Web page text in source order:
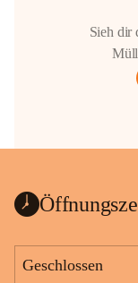
Sieh dir
Geschlossen